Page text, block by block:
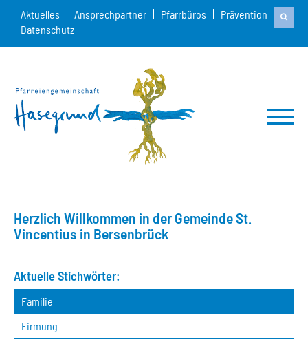
Aktuelles Ansprechpartner Pfarrbüros
Prävention
Datenschutz
Herzlich Willkommen in der Gemeinde St.
Vincentius in Bersenbrück
Aktuelle Stichwörter:
Familie
Firmung